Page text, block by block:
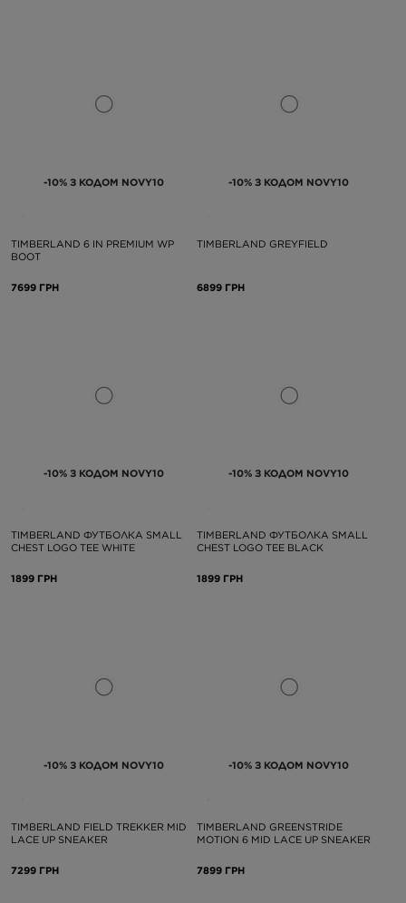
-10% З КОДОМ NOVY10
TIMBERLAND 6 IN PREMIUM WP
BOOT
7699 ГРН
-10% З КОДОМ NOVY10
TIMBERLAND GREYFIELD
6899 ГРН
-10% З КОДОМ NOVY10
TIMBERLAND ФУТБОЛКА SMALL
CHEST LOGO TEE WHITE
1899 ГРН
-10% З КОДОМ NOVY10
TIMBERLAND ФУТБОЛКА SMALL
CHEST LOGO TEE BLACK
1899 ГРН
-10% З КОДОМ NOVY10
TIMBERLAND FIELD TREKKER MID
LACE UP SNEAKER
7299 ГРН
-10% З КОДОМ NOVY10
TIMBERLAND GREENSTRIDE
MOTION 6 MID LACE UP SNEAKER
7899 ГРН